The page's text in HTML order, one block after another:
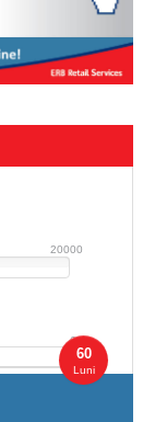
20000
60
Luni
60